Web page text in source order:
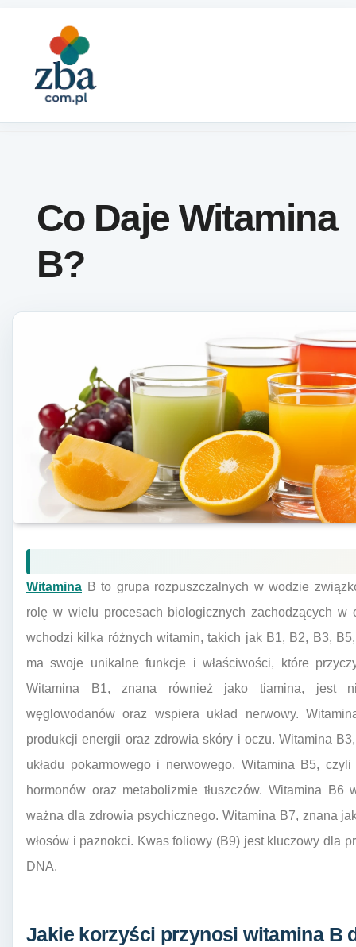
Co Daje Witamina
B?
Witamina B to grupa rozpuszczalnych w wodzie
rolę w wielu procesach biologicznych zachodzących w
wchodzi kilka różnych witamin, takich jak B1, B2, B3,
ma swoje unikalne funkcje i właściwości, które
Witamina B1, znana również jako tiamina, jest
węglowodanów oraz wspiera układ nerwowy.
produkcji energii oraz zdrowia skóry i oczu. Witamina
układu pokarmowego i nerwowego. Witamina B5,
hormonów oraz metabolizmie tłuszczów. Witamina
ważna dla zdrowia psychicznego. Witamina B7, znana
włosów i paznokci. Kwas foliowy (B9) jest kluczowy dla
DNA.
Jakie korzyści przynosi witamina B